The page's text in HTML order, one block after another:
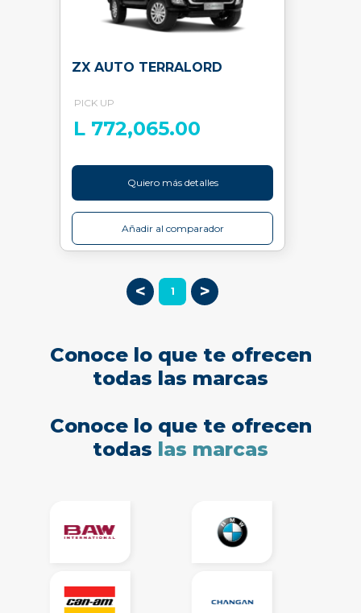
ZX AUTO TERRALORD
PICK UP
L 772,065.00
Quiero más detalles
Añadir al comparador
< 1 >
Conoce lo que te ofrecen
todas las marcas
Conoce lo que te ofrecen
todas las marcas